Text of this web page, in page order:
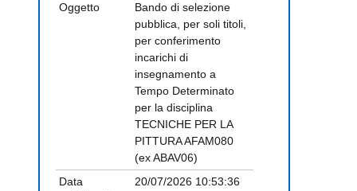
Oggetto
Bando di selezione
pubblica, per soli titoli,
per conferimento
incarichi di
insegnamento a
Tempo Determinato
per la disciplina
TECNICHE PER LA
PITTURA AFAM080
(ex ABAV06)
Data
20/07/2026 10:53:36